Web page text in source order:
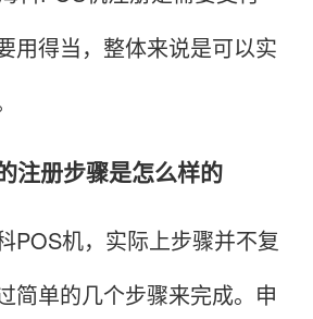
用得当，整体来说是可以实
注册步骤是怎么样的
机，实际上步骤并不复
简单的几个步骤来完成。申